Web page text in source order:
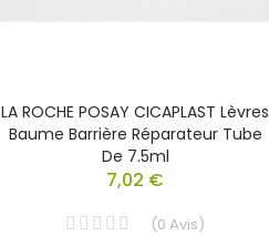
LA ROCHE POSAY CICAPLAST Lèvres
Baume Barrière Réparateur Tube
De 7.5ml
7,02 €
(0 Avis)